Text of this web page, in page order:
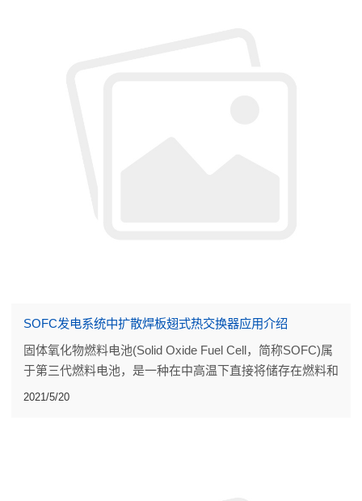
SOFC发电系统中扩散焊板翅式热交换器应用介绍
固体氧化物燃料电池(Solid Oxide Fuel Cell，简称SOFC)属
于第三代燃料电池，是一种在中高温下直接将储存在燃料和
氧化剂中的化学能高效、环境友好地转化成电能的全固态化
2021/5/20